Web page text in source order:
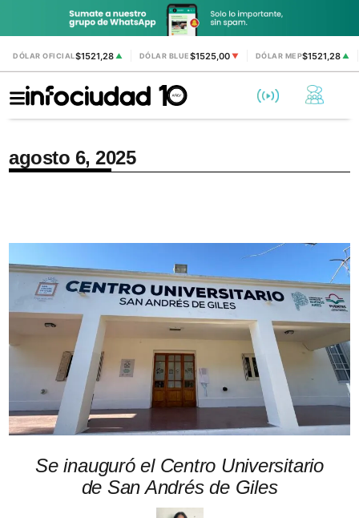
DÓLAR OFICIAL$1521,28 ▲ DÓLAR BLUE$1525,00 ▼ DÓLAR MEP$1521,28▲
agosto 6, 2025
Se inauguró el Centro Universitario
de San Andrés de Giles